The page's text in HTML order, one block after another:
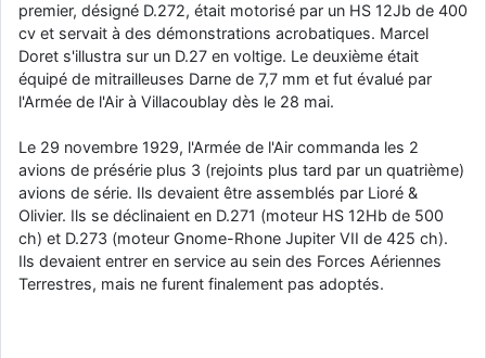
premier, désigné D.272, était motorisé par un HS 12Jb de 400
cv et servait à des démonstrations acrobatiques. Marcel
Doret s'illustra sur un D.27 en voltige. Le deuxième était
équipé de mitrailleuses Darne de 7,7 mm et fut évalué par
l'Armée de l'Air à Villacoublay dès le 28 mai.
Le 29 novembre 1929, l'Armée de l'Air commanda les 2
avions de présérie plus 3 (rejoints plus tard par un quatrième)
avions de série. Ils devaient être assemblés par Lioré &
Olivier. Ils se déclinaient en D.271 (moteur HS 12Hb de 500
ch) et D.273 (moteur Gnome-Rhone Jupiter VII de 425 ch).
Ils devaient entrer en service au sein des Forces Aériennes
Terrestres, mais ne furent finalement pas adoptés.